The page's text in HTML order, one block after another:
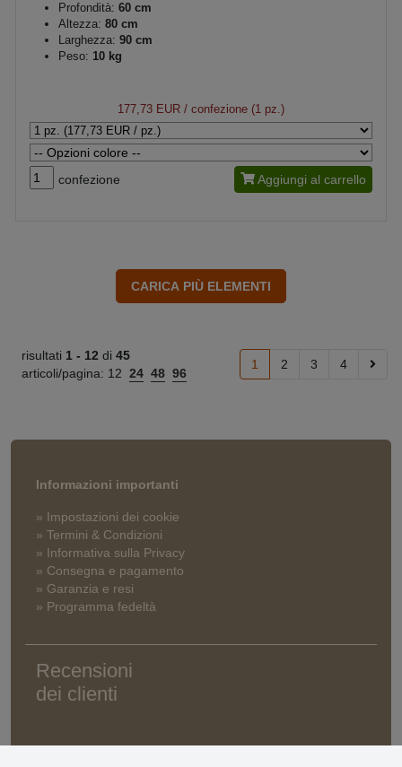
Profondità: 60 cm
Altezza: 80 cm
Larghezza: 90 cm
Peso: 10 kg
177,73 EUR / confezione (1 pz.)
confezione Aggiungi al carrello
risultati 1 - 12 di 45
articoli/pagina: 12 24 48 96
1 2 3 4
Informazioni importanti
» Impostazioni dei cookie
» Termini & Condizioni
» Informativa sulla Privacy
» Consegna e pagamento
» Garanzia e resi
» Programma fedeltà
Recensioni
dei clienti